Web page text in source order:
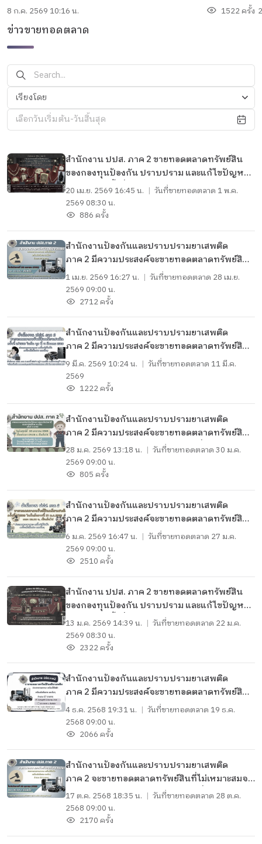
8 ก.ค. 2569 10:16 น. 1522 ครั้ง
ข่าวขายทอดตลาด
เรียงโดย
เลือกวันเริ่มต้น-วันสิ้นสุด
สำนักงาน ปปส. ภาค 2 ขายทอดตลาดทรัพย์สิน
ของกองทุนป้องกัน ปราบปราม และแก้ไขปัญหา
ยาเสพติด ครั้งที่ 2/2569 ประเภททองรูปพรรณ
เครื่องประดับ วัตถุมงคล และเครื่องใช้ไฟฟ้า
จำนวน 91 รายการ ในวันศุกร์ที่ 1 พฤษภาคม
2569
20 เม.ย. 2569 16:45 น. | วันที่ขายทอดตลาด 1 พ.ค.
2569 08:30 น.
886 ครั้ง
สำนักงานป้องกันและปราบปรามยาเสพติด
ภาค 2 มีความประสงค์จะขายทอดตลาดทรัพย์สินที่
ไม่เหมาะสมจะเก็บรักษาไว้ ประเภทยานพาหนะ
เครื่องใช้ไฟฟ้า เครื่องมือสื่อสาร และอื่นๆ
จำนวน 72 รายการ
1 เม.ย. 2569 16:27 น. | วันที่ขายทอดตลาด 28 เม.ย.
2569 09:00 น.
2712 ครั้ง
สำนักงานป้องกันและปราบปรามยาเสพติด
ภาค 2 มีความประสงค์จะขายทอดตลาดทรัพย์สินที่
ไม่เหมาะสมจะเก็บรักษาไว้ ประเภทยานพาหนะ
เครื่องใช้ไฟฟ้า เครื่องมือสื่อสาร และอื่นๆ
จำนวน 70 รายการ
9 มี.ค. 2569 10:24 น. | วันที่ขายทอดตลาด 11 มี.ค.
2569
1222 ครั้ง
สำนักงานป้องกันและปราบปรามยาเสพติด
ภาค 2 มีความประสงค์จะขายทอดตลาดทรัพย์สินที่
ไม่เหมาะสมจะเก็บรักษาไว้ ประเภทสิ่งมีชีวิต
(กระบือ) จำนวน 2 รายการ
28 ม.ค. 2569 13:18 น. | วันที่ขายทอดตลาด30 ม.ค.
2569 09:00 น.
805 ครั้ง
สำนักงานป้องกันและปราบปรามยาเสพติด
ภาค 2 มีความประสงค์จะขายทอดตลาดทรัพย์สินที่
ไม่เหมาะสมจะเก็บรักษาไว้ ประเภทยานพาหนะ
เครื่องใช้ไฟฟ้า เครื่องมือสื่อสาร และอื่นๆ
จำนวน 63 รายการ
6 ม.ค. 2569 16:47 น. | วันที่ขายทอดตลาด 27 ม.ค.
2569 09:00 น.
2510 ครั้ง
สำนักงาน ปปส. ภาค 2 ขายทอดตลาดทรัพย์สิน
ของกองทุนป้องกัน ปราบปราม และแก้ไขปัญหา
ยาเสพติด ครั้งที่ 1/2569 ประเภททองรูปพรรณ
วัตถุมงคล และที่ดินพร้อมสิ่งปลูกสร้าง จำนวน 98
รายการ ในวันพฤหัสบดีที่ 22 มกราคม 2569
13 ม.ค. 2569 14:39 น. | วันที่ขายทอดตลาด 22 ม.ค.
2569 08:30 น.
2322 ครั้ง
สำนักงานป้องกันและปราบปรามยาเสพติด
ภาค 2 มีความประสงค์จะขายทอดตลาดทรัพย์สินที่
ไม่เหมาะสมจะเก็บรักษาไว้ ประเภทยานพาหนะ
เครื่องใช้ไฟฟ้า เครื่องมือสื่อสาร และอื่นๆ
จำนวน 67 รายการ
4 ธ.ค. 2568 19:31 น. | วันที่ขายทอดตลาด 19 ธ.ค.
2568 09:00 น.
2066 ครั้ง
สำนักงานป้องกันและปราบปรามยาเสพติด
ภาค 2 จะขายทอดตลาดทรัพย์สินที่ไม่เหมาะสมจะ
เก็บรักษาไว้ ประเภทยานพาหนะ เครื่องใช้ไฟฟ้า
เครื่องมือสื่อสาร และอื่นๆ จำนวน 68 รายการ ใน
วันอังคารที่ 28 ตุลาคม 2568
17 ต.ค. 2568 18:35 น. | วันที่ขายทอดตลาด 28 ต.ค.
2568 09:00 น.
2170 ครั้ง